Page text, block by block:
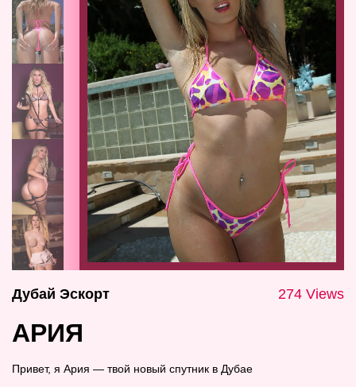
Дубай Эскорт 274 Views
АРИЯ
Привет, я Ария — твой новый спутник в Дубае